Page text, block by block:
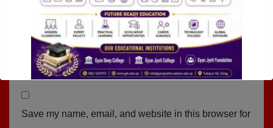
Website
Save my name, email, and website in this browser for